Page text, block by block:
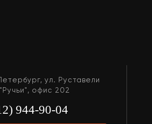
ул. Руставели
офис 202
944-90-04